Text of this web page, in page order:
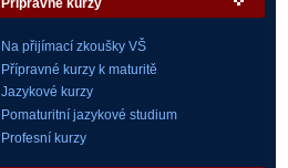
Na přijímací zkoušky VŠ
Přípravné kurzy k maturitě
Jazykové kurzy
Pomaturitní jazykové studium
Profesní kurzy